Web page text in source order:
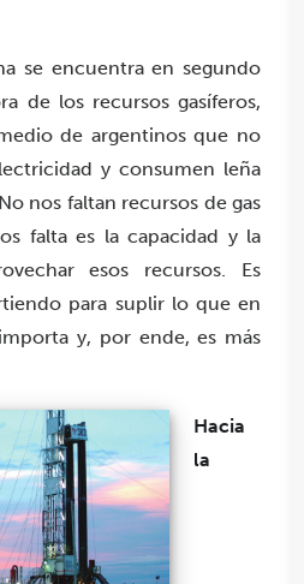
se encuentra en segundo
de los recursos gasíferos,
de argentinos que no
y consumen leña
nos faltan recursos de gas
falta es la capacidad y la
esos recursos. Es
para suplir lo que en
y, por ende, es más
Hacia
la